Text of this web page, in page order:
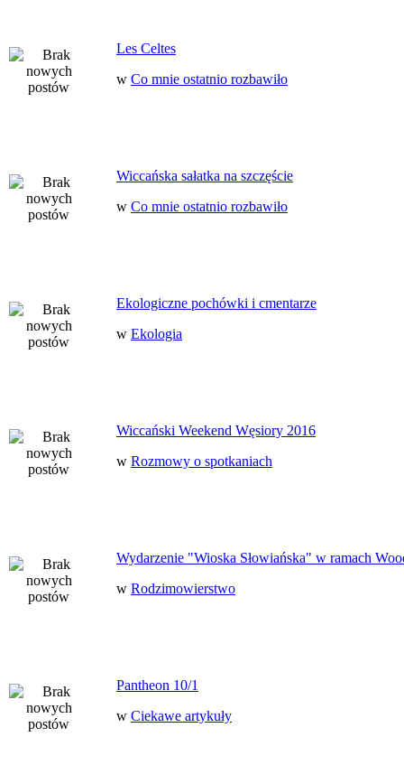
Les Celtes
w Co mnie ostatnio rozbawiło
Wiccańska sałatka na szczęście
w Co mnie ostatnio rozbawiło
Ekologiczne pochówki i cmentarze
w Ekologia
Wiccański Weekend Węsiory 2016
w Rozmowy o spotkaniach
Wydarzenie "Wioska Słowiańska" w ramach
w Rodzimowierstwo
Pantheon 10/1
w Ciekawe artykuły